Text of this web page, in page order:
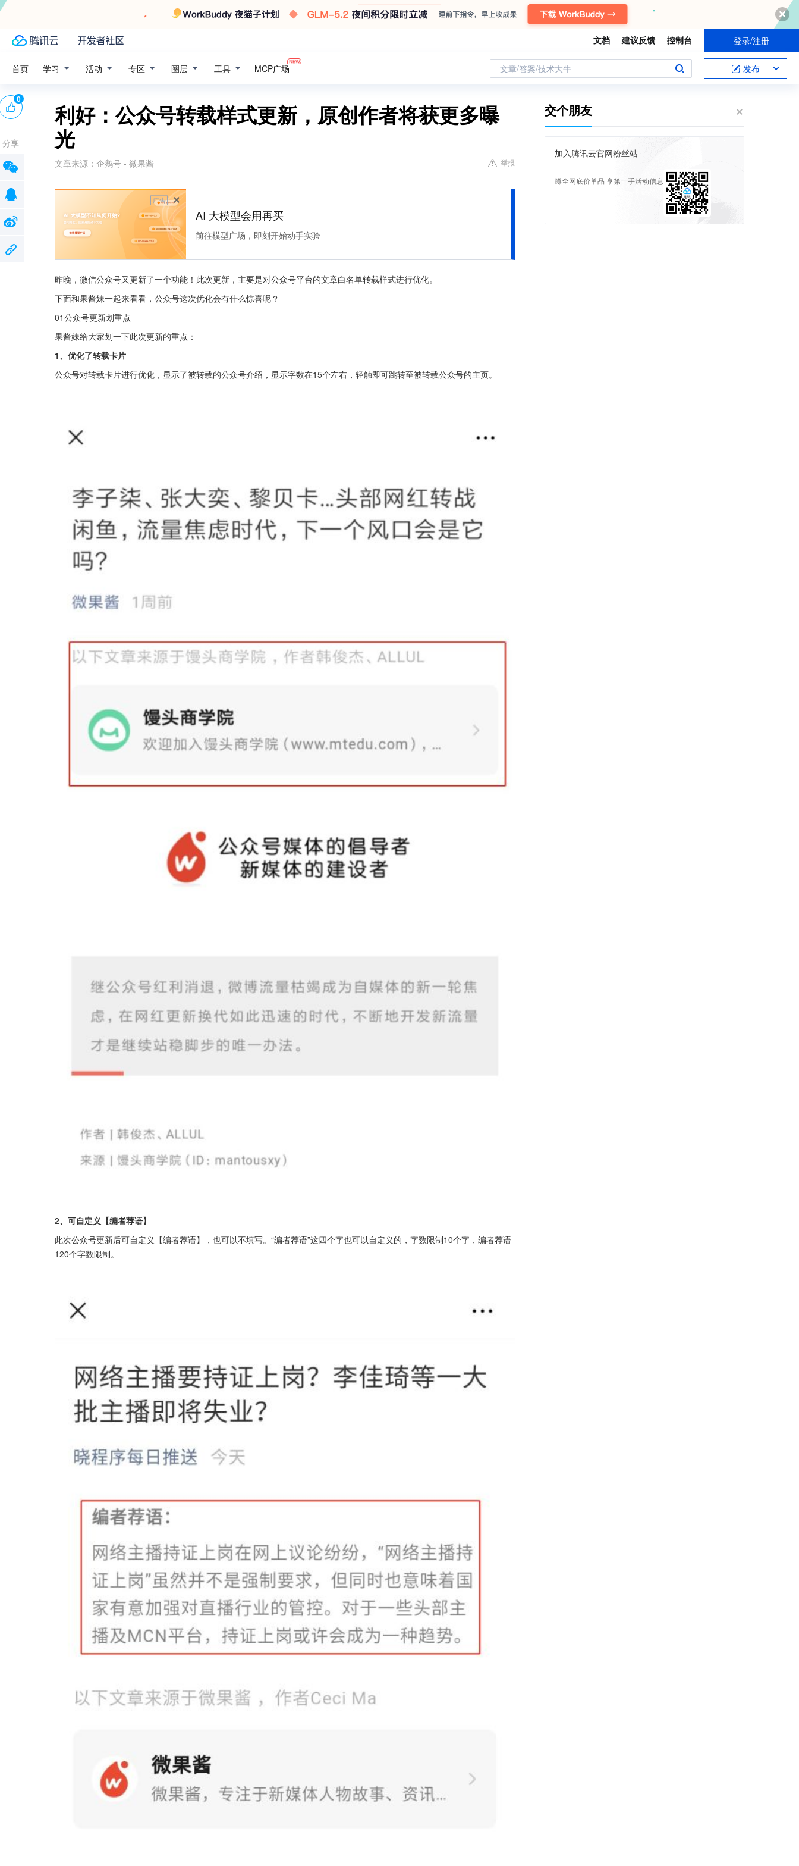
文档 建议反馈 控制台 登录/注册
首页 学习 活动 专区 圈层 工具 MCP广场 文章/答案/技术大牛 发布
利好：公众号转载样式更新，原创作者将获更多曝
光
文章来源： 企鹅号 - 微果酱 举报
广告
AI 大模型会用再买
前往模型广场，即刻开始动手实验
昨晚，微信公众号又更新了一个功能！此次更新，主要是对公众号平台的文章白名单转载样式进行优化。
下面和果酱妹一起来看看，公众号这次优化会有什么惊喜呢？
01公众号更新划重点
果酱妹给大家划一下此次更新的重点：
1、优化了转载卡片
公众号对转载卡片进行优化，显示了被转载的公众号介绍，显示字数在15个左右，轻触即可跳转至被转载公众号的主页。
2、可自定义【编者荐语】
此次公众号更新后可自定义【编者荐语】，也可以不填写。“编者荐语”这四个字也可以自定义的，字数限制10个字，编者荐语
120个字数限制。
0
分享
交个朋友
加入腾讯云官网粉丝站
蹲全网底价单品 享第一手活动信息